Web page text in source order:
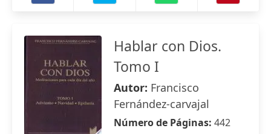
Hablar con Dios.
Tomo I
Autor: Francisco
Fernández-carvajal
Número de Páginas: 442